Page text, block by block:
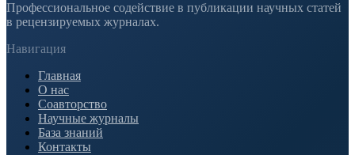
Профессиональное содействие в публикации научных статей
в рецензируемых журналах.
Навигация
Главная
О нас
Соавторство
Научные журналы
База знаний
Контакты